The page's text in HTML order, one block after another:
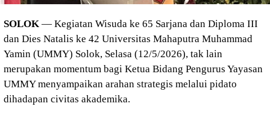
SOLOK — Kegiatan Wisuda ke 65 Sarjana dan Diploma III
dan Dies Natalis ke 42 Universitas Mahaputra Muhammad
Yamin (UMMY) Solok, Selasa (12/5/2026), tak lain
merupakan momentum bagi Ketua Bidang Pengurus Yayasan
UMMY menyampaikan arahan strategis melalui pidato
dihadapan civitas akademika.